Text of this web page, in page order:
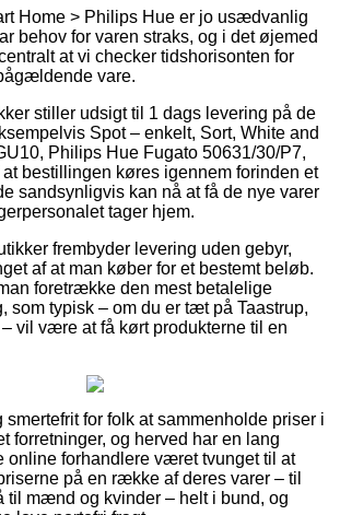
Home > Philips Hue er jo usædvanlig
behov for varen straks, og i det øjemed
at vi checker tidshorisonten for
vare.
stiller udsigt til 1 dags levering på de
Spot – enkelt, Sort, White and
Philips Hue Fugato 50631/30/P7,
bestillingen køres igennem forinden et
sandsynligvis kan nå at få de nye varer
tager hjem.
frembyder levering uden gebyr,
af at man køber for et bestemt beløb.
foretrække den mest betalelige
som typisk – om du er tæt på Taastrup,
vil være at få kørt produkterne til en
for folk at sammenholde priser i
forretninger, og herved har en lang
forhandlere været tvunget til at
på en række af deres varer – til
til mænd og kvinder – helt i bund, og